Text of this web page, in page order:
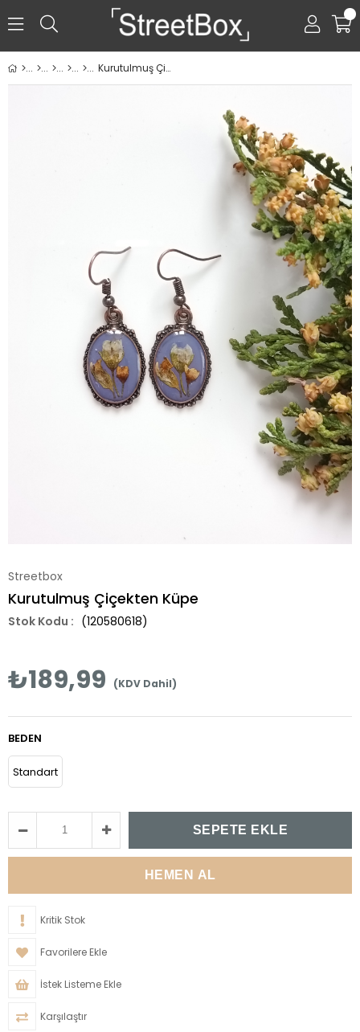
0
Kurutulmuş Çiçekten Küpe
Streetbox
Kurutulmuş Çiçekten Küpe
(120580618)
₺189,99 (KDV Dahil)
BEDEN
Standart
Kritik Stok
Favorilere Ekle
İstek Listeme Ekle
Karşılaştır